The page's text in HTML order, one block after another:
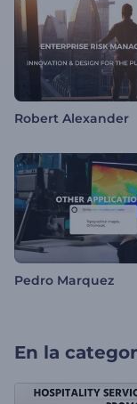
Robert Alexander
Pedro Marquez
En la